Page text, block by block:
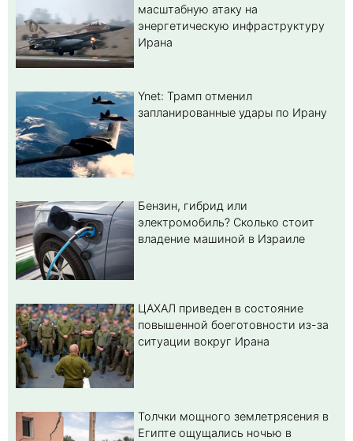
масштабную атаку на
энергетическую инфраструктуру
Ирана
Ynet: Трамп отменил
запланированные удары по Ирану
Бензин, гибрид или
электромобиль? Cколько стоит
владение машиной в Израиле
ЦАХАЛ приведен в состояние
повышенной боеготовности из-за
ситуации вокруг Ирана
Толчки мощного землетрясения в
Египте ощущались ночью в